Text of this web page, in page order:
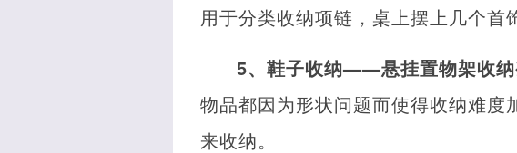
用于分类收纳项链，桌上摆上几个首
5、鞋子收纳——悬挂置物架收纳
物品都因为形状问题而使得收纳难
来收纳。